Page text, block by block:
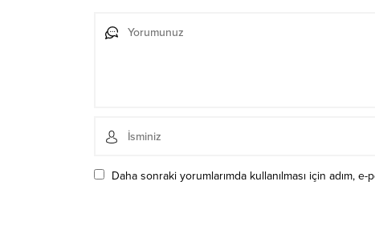
Daha sonraki yorumlarımda kullanılması için adım,